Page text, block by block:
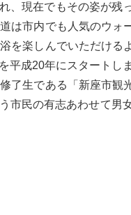
、現在でもその姿が残
は市内でも人気のウォ
を楽しんでいただける
平成20年にスタートしま
了生である「新座市観
市民の有志あわせて男